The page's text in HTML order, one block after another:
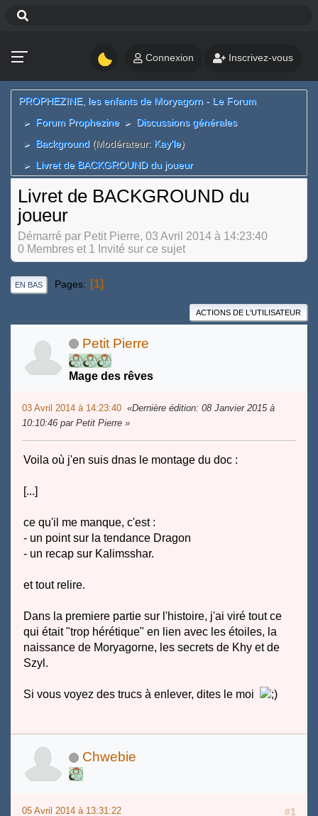
Connexion Inscrivez-vous
PROPHEZINE, les enfants de Moryagorn - Le Forum
► Forum Prophezine ► Discussions générales
► Background (Modérateur: Kay'le)
► Livret de BACKGROUND du joueur
Livret de BACKGROUND du
joueur
Démarré par Petit Pierre, 03 Avril 2014 à 14:23:40
0 Membres et 1 Invité sur ce sujet
EN BAS Pages 1
ACTIONS DE L'UTILISATEUR
Petit Pierre
Mage des rêves
03 Avril 2014 à 14:23:40 Dernière édition: 08 Janvier 2015 à
10:10:46 par Petit Pierre
Voila où j'en suis dnas le montage du doc :
[...]
ce qu'il me manque, c'est :
- un point sur la tendance Dragon
- un recap sur Kalimsshar.
et tout relire.
Dans la premiere partie sur l'histoire, j'ai viré tout ce
qui était "trop hérétique" en lien avec les étoiles, la
naissance de Moryagorne, les secrets de Khy et de
Szyl.
Si vous voyez des trucs à enlever, dites le moi
Chwebie
05 Avril 2014 à 13:31:22 #1